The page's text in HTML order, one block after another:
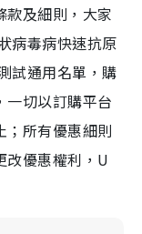
款及細則，大家
病毒病快速抗原
試通用名單，購
一切以訂購平台
；所有優惠細則
改優惠權利，U